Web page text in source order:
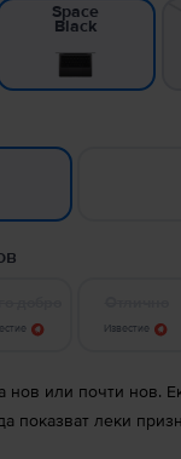
Space
Black
Известие
нов или почти нов.
показват леки